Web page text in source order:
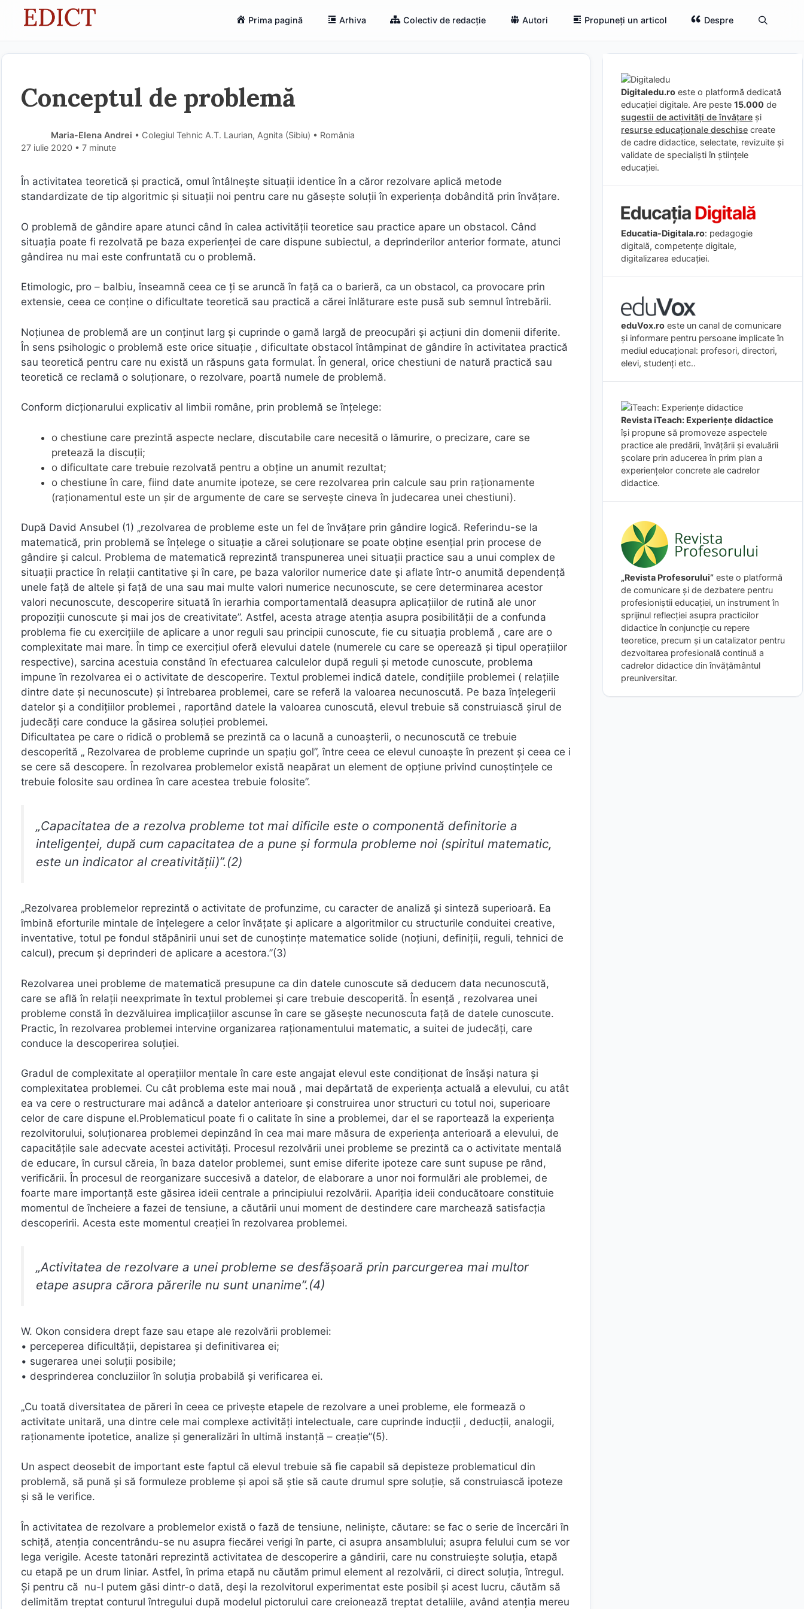
Prima pagină Arhiva Colectiv de redacție Autori Propuneți un articol Despre
Conceptul de problemă
Maria-Elena Andrei • Colegiul Tehnic A.T. Laurian, Agnita (Sibiu) • România
27 iulie 2020 • 7 minute
În activitatea teoretică şi practică, omul întâlneşte situaţii identice în a căror rezolvare aplică metode
standardizate de tip algoritmic şi situaţii noi pentru care nu găseşte soluţii în experienţa dobândită prin învăţare.
O problemă de gândire apare atunci când în calea activităţii teoretice sau practice apare un obstacol. Când
situaţia poate fi rezolvată pe baza experienţei de care dispune subiectul, a deprinderilor anterior formate, atunci
gândirea nu mai este confruntată cu o problemă.
Etimologic, pro – balbiu, înseamnă ceea ce ţi se aruncă în faţă ca o barieră, ca un obstacol, ca provocare prin
extensie, ceea ce conţine o dificultate teoretică sau practică a cărei înlăturare este pusă sub semnul întrebării.
Noţiunea de problemă are un conţinut larg şi cuprinde o gamă largă de preocupări şi acţiuni din domenii diferite.
În sens psihologic o problemă este orice situaţie , dificultate obstacol întâmpinat de gândire în activitatea practică
sau teoretică pentru care nu există un răspuns gata formulat. În general, orice chestiuni de natură practică sau
teoretică ce reclamă o soluţionare, o rezolvare, poartă numele de problemă.
Conform dicţionarului explicativ al limbii române, prin problemă se înţelege:
o chestiune care prezintă aspecte neclare, discutabile care necesită o lămurire, o precizare, care se
pretează la discuţii;
o dificultate care trebuie rezolvată pentru a obţine un anumit rezultat;
o chestiune în care, fiind date anumite ipoteze, se cere rezolvarea prin calcule sau prin raţionamente
(raţionamentul este un şir de argumente de care se serveşte cineva în judecarea unei chestiuni).
După David Ansubel (1) „rezolvarea de probleme este un fel de învăţare prin gândire logică. Referindu-se la
matematică, prin problemă se înţelege o situaţie a cărei soluţionare se poate obţine esenţial prin procese de
gândire şi calcul. Problema de matematică reprezintă transpunerea unei situaţii practice sau a unui complex de
situaţii practice în relaţii cantitative şi în care, pe baza valorilor numerice date şi aflate într-o anumită dependenţă
unele faţă de altele şi faţă de una sau mai multe valori numerice necunoscute, se cere determinarea acestor
valori necunoscute, descoperire situată în ierarhia comportamentală deasupra aplicaţiilor de rutină ale unor
propoziţii cunoscute şi mai jos de creativitate”. Astfel, acesta atrage atenţia asupra posibilităţii de a confunda
problema fie cu exerciţiile de aplicare a unor reguli sau principii cunoscute, fie cu situaţia problemă , care are o
complexitate mai mare. În timp ce exerciţiul oferă elevului datele (numerele cu care se operează şi tipul operaţiilor
respective), sarcina acestuia constând în efectuarea calculelor după reguli şi metode cunoscute, problema
impune în rezolvarea ei o activitate de descoperire. Textul problemei indică datele, condiţiile problemei ( relaţiile
dintre date şi necunoscute) şi întrebarea problemei, care se referă la valoarea necunoscută. Pe baza înţelegerii
datelor şi a condiţiilor problemei , raportând datele la valoarea cunoscută, elevul trebuie să construiască şirul de
judecăţi care conduce la găsirea soluţiei problemei.
Dificultatea pe care o ridică o problemă se prezintă ca o lacună a cunoaşterii, o necunoscută ce trebuie
descoperită „ Rezolvarea de probleme cuprinde un spaţiu gol”, între ceea ce elevul cunoaşte în prezent şi ceea ce i
se cere să descopere. În rezolvarea problemelor există neapărat un element de opţiune privind cunoştinţele ce
trebuie folosite sau ordinea în care acestea trebuie folosite”.
„Capacitatea de a rezolva probleme tot mai dificile este o componentă definitorie a
inteligenţei, după cum capacitatea de a pune şi formula probleme noi (spiritul matematic,
este un indicator al creativităţii)”.(2)
„Rezolvarea problemelor reprezintă o activitate de profunzime, cu caracter de analiză şi sinteză superioară. Ea
îmbină eforturile mintale de înţelegere a celor învăţate şi aplicare a algoritmilor cu structurile conduitei creative,
inventative, totul pe fondul stăpânirii unui set de cunoştinţe matematice solide (noţiuni, definiţii, reguli, tehnici de
calcul), precum şi deprinderi de aplicare a acestora.”(3)
Rezolvarea unei probleme de matematică presupune ca din datele cunoscute să deducem data necunoscută,
care se află în relaţii neexprimate în textul problemei şi care trebuie descoperită. În esenţă , rezolvarea unei
probleme constă în dezvăluirea implicaţiilor ascunse în care se găseşte necunoscuta faţă de datele cunoscute.
Practic, în rezolvarea problemei intervine organizarea raţionamentului matematic, a suitei de judecăţi, care
conduce la descoperirea soluţiei.
Gradul de complexitate al operaţiilor mentale în care este angajat elevul este condiţionat de însăşi natura şi
complexitatea problemei. Cu cât problema este mai nouă , mai depărtată de experienţa actuală a elevului, cu atât
ea va cere o restructurare mai adâncă a datelor anterioare şi construirea unor structuri cu totul noi, superioare
celor de care dispune el.Problematicul poate fi o calitate în sine a problemei, dar el se raportează la experienţa
rezolvitorului, soluţionarea problemei depinzând în cea mai mare măsura de experienţa anterioară a elevului, de
capacităţile sale adecvate acestei activităţi. Procesul rezolvării unei probleme se prezintă ca o activitate mentală
de educare, în cursul căreia, în baza datelor problemei, sunt emise diferite ipoteze care sunt supuse pe rând,
verificării. În procesul de reorganizare succesivă a datelor, de elaborare a unor noi formulări ale problemei, de
foarte mare importanţă este găsirea ideii centrale a principiului rezolvării. Apariţia ideii conducătoare constituie
momentul de încheiere a fazei de tensiune, a căutării unui moment de destindere care marchează satisfacţia
descoperirii. Acesta este momentul creaţiei în rezolvarea problemei.
„Activitatea de rezolvare a unei probleme se desfăşoară prin parcurgerea mai multor
etape asupra cărora părerile nu sunt unanime”.(4)
W. Okon considera drept faze sau etape ale rezolvării problemei:
• perceperea dificultăţii, depistarea şi definitivarea ei;
• sugerarea unei soluţii posibile;
• desprinderea concluziilor în soluţia probabilă şi verificarea ei.
„Cu toată diversitatea de păreri în ceea ce priveşte etapele de rezolvare a unei probleme, ele formează o
activitate unitară, una dintre cele mai complexe activităţi intelectuale, care cuprinde inducţii , deducţii, analogii,
raţionamente ipotetice, analize şi generalizări în ultimă instanţă – creaţie”(5).
Un aspect deosebit de important este faptul că elevul trebuie să fie capabil să depisteze problematicul din
problemă, să pună şi să formuleze probleme şi apoi să ştie să caute drumul spre soluţie, să construiască ipoteze
şi să le verifice.
În activitatea de rezolvare a problemelor există o fază de tensiune, nelinişte, căutare: se fac o serie de încercări în
schiţă, atenţia concentrându-se nu asupra fiecărei verigi în parte, ci asupra ansamblului; asupra felului cum se vor
lega verigile. Aceste tatonări reprezintă activitatea de descoperire a gândirii, care nu construieşte soluţia, etapă
cu etapă pe un drum liniar. Astfel, în prima etapă nu căutăm primul element al rezolvării, ci direct soluţia, întregul.
Şi pentru că nu-l putem găsi dintr-o dată, deşi la rezolvitorul experimentat este posibil şi acest lucru, căutăm să
delimităm treptat conturul întregului după modelul pictorului care creionează treptat detaliile, având atenţia mereu
Digitaledu.ro este o platformă dedicată
educației digitale. Are peste 15.000 de
sugestii de activități de învățare și
resurse educaționale deschise create
de cadre didactice, selectate, revizuite și
validate de specialiști în științele
educației.
Educatia-Digitala.ro: pedagogie
digitală, competențe digitale,
digitalizarea educației.
eduVox.ro este un canal de comunicare
și informare pentru persoane implicate în
mediul educațional: profesori, directori,
elevi, studenți etc..
Revista iTeach: Experienţe didactice
îşi propune să promoveze aspectele
practice ale predării, învăţării şi evaluării
şcolare prin aducerea în prim plan a
experienţelor concrete ale cadrelor
didactice.
„Revista Profesorului” este o platformă
de comunicare și de dezbatere pentru
profesioniștii educației, un instrument în
sprijinul reflecției asupra practicilor
didactice în conjuncție cu repere
teoretice, precum și un catalizator pentru
dezvoltarea profesională continuă a
cadrelor didactice din învățământul
preuniversitar.